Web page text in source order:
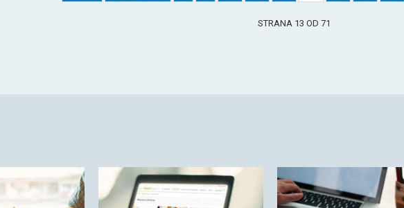
STRANA 13 OD 71